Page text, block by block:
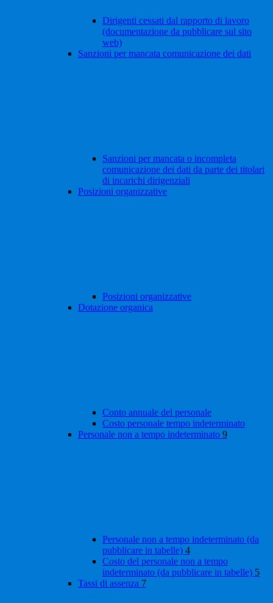
Dirigenti cessati dal rapporto di lavoro
(documentazione da pubblicare sul sito
web)
Sanzioni per mancata comunicazione dei dati
Sanzioni per mancata o incompleta
comunicazione dei dati da parte dei titolari
di incarichi dirigenziali
Posizioni organizzative
Posizioni organizzative
Dotazione organica
Conto annuale del personale
Costo personale tempo indeterminato
Personale non a tempo indeterminato 9
Personale non a tempo indeterminato (da
pubblicare in tabelle) 4
Costo del personale non a tempo
indeterminato (da pubblicare in tabelle) 5
Tassi di assenza 7